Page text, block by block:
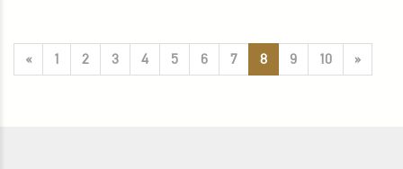
« 1 2 3 4 5 6 7 8 9 10 »